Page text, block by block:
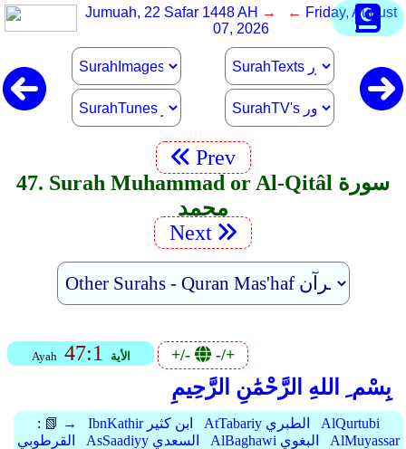
Jumuah, 22 Safar 1448 AH → ← Friday, August
07, 2026
Prev
47. Surah Muhammad or Al-Qitâl سورة
محمد
Next
Ayah 47:1 الأية +/- -/+
بِسْم ِ اللهِ الرَّحْمَٰنِ الرَّحِيمِ
: 📗 → IbnKathir ابن كثير AtTabariy الطبري
AlQurtubi
القرطوبي
AsSaadiyy السعدي AlBaghawi البغوي
AlMuyassar